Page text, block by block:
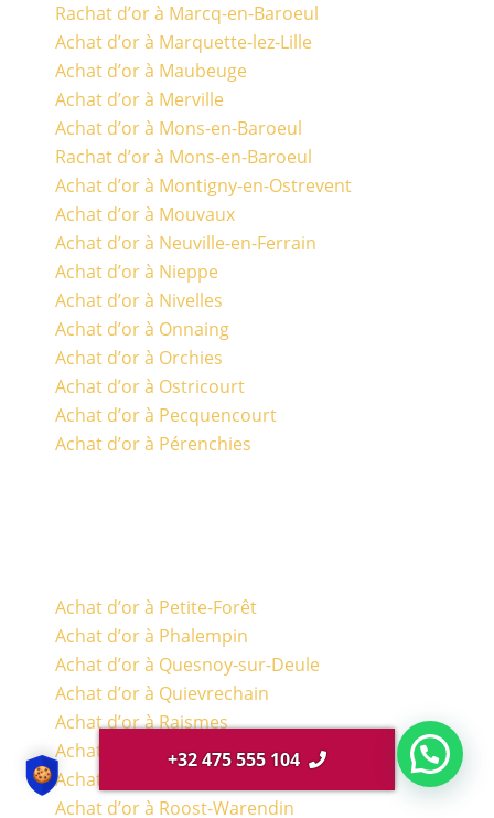
Rachat d’or à Marcq-en-Baroeul
Achat d’or à Marquette-lez-Lille
Achat d’or à Maubeuge
Achat d’or à Merville
Achat d’or à Mons-en-Baroeul
Rachat d’or à Mons-en-Baroeul
Achat d’or à Montigny-en-Ostrevent
Achat d’or à Mouvaux
Achat d’or à Neuville-en-Ferrain
Achat d’or à Nieppe
Achat d’or à Nivelles
Achat d’or à Onnaing
Achat d’or à Orchies
Achat d’or à Ostricourt
Achat d’or à Pecquencourt
Achat d’or à Pérenchies
Achat d’or à Petite-Forêt
Achat d’or à Phalempin
Achat d’or à Quesnoy-sur-Deule
Achat d’or à Quievrechain
Achat d’or à Raismes
Achat d’or à Ronchin
Achat d’or à Roncq
Achat d’or à Roost-Warendin
+32 475 555 104